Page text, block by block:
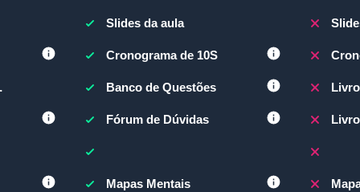
Slides da aula
Cronograma de 10S
Banco de Questões
Fórum de Dúvidas
Mapas Mentais